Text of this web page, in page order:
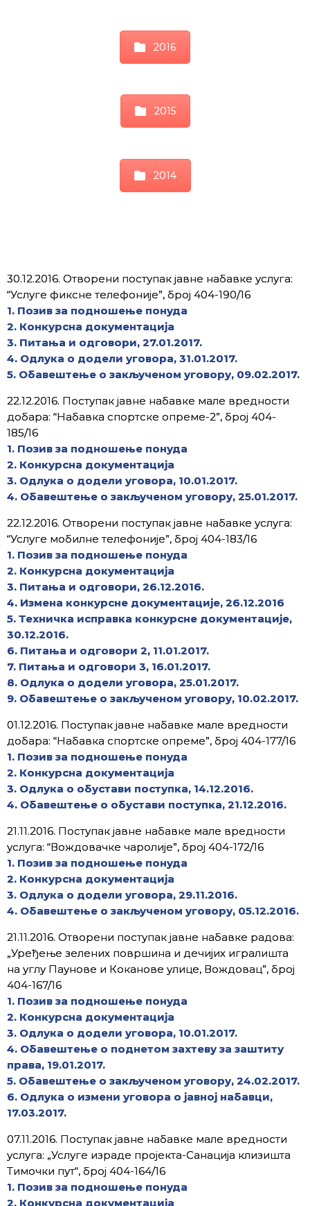
2016
2015
2014
30.12.2016. Отворени поступак јавне набавке услуга:
“Услуге фиксне телефоније”, број 404-190/16
1. Позив за подношење понуда
2. Конкурсна документација
3. Питања и одговори, 27.01.2017.
4. Одлука о додели уговора, 31.01.2017.
5. Обавештење о закљученом уговору, 09.02.2017.
22.12.2016. Поступак јавне набавке мале вредности
добара: “Набавка спортске опреме-2”, број 404-
185/16
1. Позив за подношење понуда
2. Конкурсна документација
3. Одлука о додели уговора, 10.01.2017.
4. Обавештење о закљученом уговору, 25.01.2017.
22.12.2016. Отворени поступак јавне набавке услуга:
“Услуге мобилне телефоније”, број 404-183/16
1. Позив за подношење понуда
2. Конкурсна документација
3. Питања и одговори, 26.12.2016.
4. Измена конкурсне документације, 26.12.2016
5. Техничка исправка конкурсне документације,
30.12.2016.
6. Питања и одговори 2, 11.01.2017.
7. Питања и одговори 3, 16.01.2017.
8. Одлука о додели уговора, 25.01.2017.
9. Обавештење о закљученом уговору, 10.02.2017.
01.12.2016. Поступак јавне набавке мале вредности
добара: “Набавка спортске опреме”, број 404-177/16
1. Позив за подношење понуда
2. Конкурсна документација
3. Одлука о обустави поступка, 14.12.2016.
4. Обавештење о обустави поступка, 21.12.2016.
21.11.2016. Поступак јавне набавке мале вредности
услуга: “Вождовачке чаролије”, број 404-172/16
1. Позив за подношење понуда
2. Конкурсна документација
3. Одлука о додели уговора, 29.11.2016.
4. Обавештење о закљученом уговору, 05.12.2016.
21.11.2016. Отворени поступак јавне набавке радова:
„Уређење зелених површина и дечијих игралишта
на углу Паунове и Коканове улице, Вождовац”, број
404-167/16
1. Позив за подношење понуда
2. Конкурсна документација
3. Одлука о додели уговора, 10.01.2017.
4. Обавештење о поднетом захтеву за заштиту
права, 19.01.2017.
5. Обавештење о закљученом уговору, 24.02.2017.
6. Одлука о измени уговора о јавној набавци,
17.03.2017.
07.11.2016. Поступак јавне набавке мале вредности
услуга: „Услуге израде пројекта-Санација клизишта
Тимочки пут“, број 404-164/16
1. Позив за подношење понуда
2. Конкурсна документација